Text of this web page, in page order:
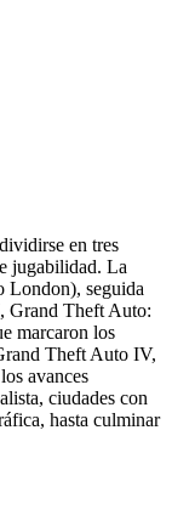
en tres
jugabilidad. La
seguida
Grand Theft Auto:
marcaron los
Theft Auto IV,
avances
ciudades con
hasta culminar